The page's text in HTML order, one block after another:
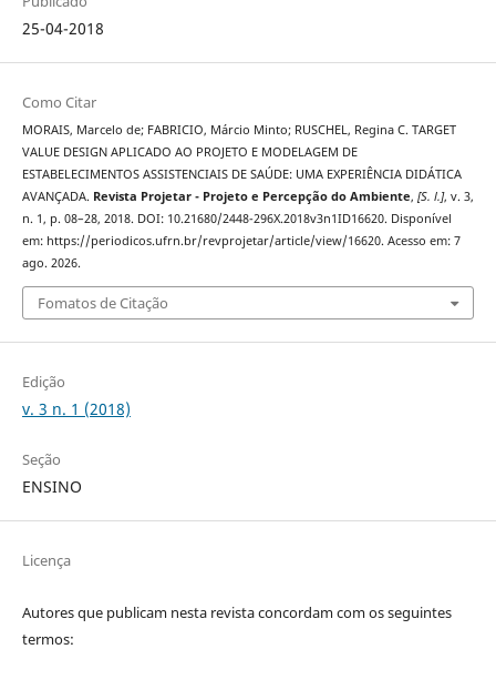
25-04-2018
Como Citar
MORAIS, Marcelo de; FABRICIO, Márcio Minto; RUSCHEL, Regina C. TARGET
VALUE DESIGN APLICADO AO PROJETO E MODELAGEM DE
ESTABELECIMENTOS ASSISTENCIAIS DE SAÚDE: UMA EXPERIÊNCIA DIDÁTICA
AVANÇADA. Revista Projetar - Projeto e Percepção do Ambiente, [S. l.], v. 3,
n. 1, p. 08–28, 2018. DOI: 10.21680/2448-296X.2018v3n1ID16620. Disponível
em: https://periodicos.ufrn.br/revprojetar/article/view/16620. Acesso em: 7
ago. 2026.
Fomatos de Citação
Edição
v. 3 n. 1 (2018)
Seção
ENSINO
Licença
Autores que publicam nesta revista concordam com os seguintes
termos: